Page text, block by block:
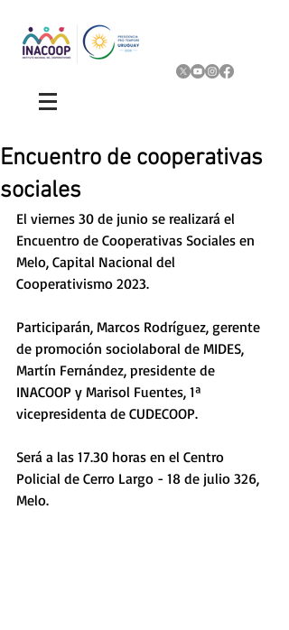
Encuentro de cooperativas
sociales
El viernes 30 de junio se realizará el
Encuentro de Cooperativas Sociales en
Melo, Capital Nacional del
Cooperativismo 2023.
Participarán, Marcos Rodríguez, gerente
de promoción sociolaboral de MIDES,
Martín Fernández, presidente de
INACOOP y Marisol Fuentes, 1ª
vicepresidenta de CUDECOOP.
Será a las 17.30 horas en el Centro
Policial de Cerro Largo - 18 de julio 326,
Melo.